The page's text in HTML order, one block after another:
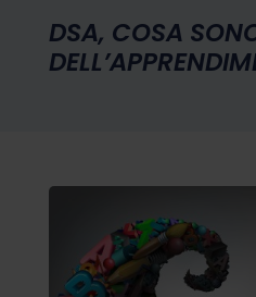
DSA, COSA